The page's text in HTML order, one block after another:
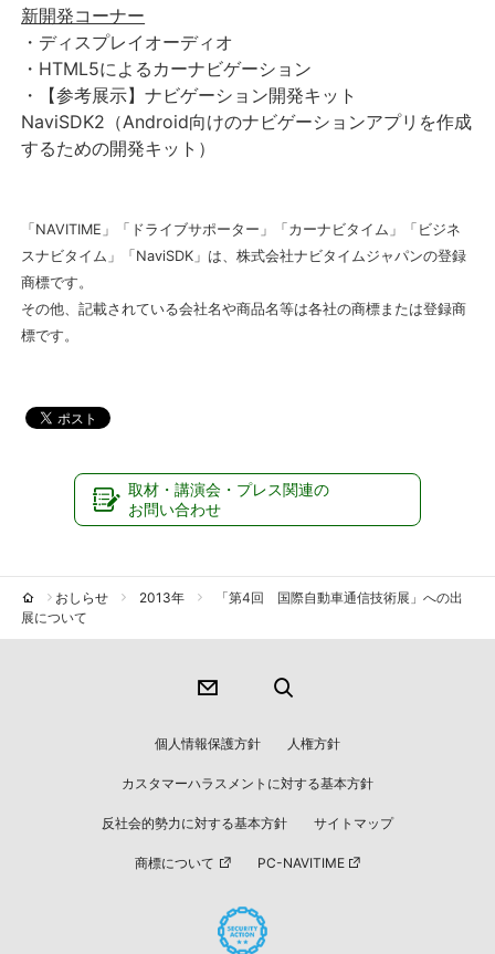
新開発コーナー
・ディスプレイオーディオ
・HTML5によるカーナビゲーション
・【参考展示】ナビゲーション開発キット
NaviSDK2（Android向けのナビゲーションアプリを作成
するための開発キット）
「NAVITIME」「ドライブサポーター」「カーナビタイム」「ビジネ
スナビタイム」「NaviSDK」は、株式会社ナビタイムジャパンの登録
商標です。
その他、記載されている会社名や商品名等は各社の商標または登録商
標です。
取材・講演会・プレス関連の
お問い合わせ
おしらせ 2013年
「第4回 国際自動車通信技術展」への出
展について
個人情報保護方針 人権方針
カスタマーハラスメントに対する基本方針
反社会的勢力に対する基本方針 サイトマップ
商標について PC-NAVITIME